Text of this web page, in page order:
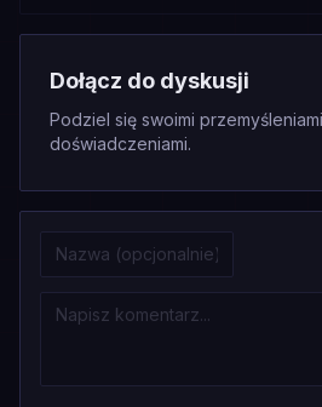
Dołącz do dyskusji
Podziel się swoimi
doświadczeniami.